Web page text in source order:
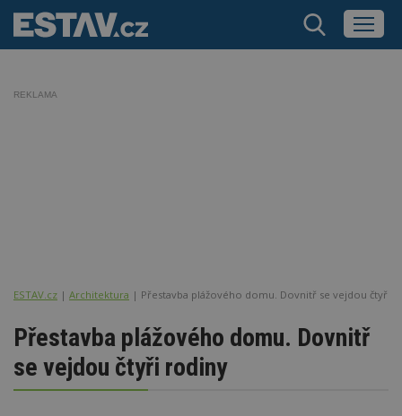
REKLAMA
ESTAV.cz Architektura Přestavba plážového domu. Dovnitř se vejdou čtyři
Přestavba plážového domu. Dovnitř
se vejdou čtyři rodiny